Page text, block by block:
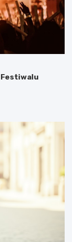
Festiwalu